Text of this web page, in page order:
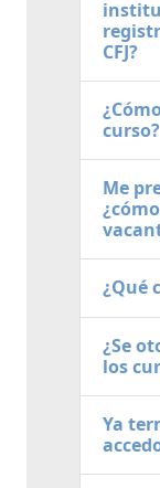
CFJ?
curso?
Me
¿Qué
¿Se
los
Ya